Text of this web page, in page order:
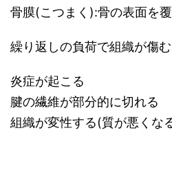
骨膜(こつまく):骨の表面を
繰り返しの負荷で組織が傷む
炎症が起こる
腱の繊維が部分的に切れる
組織が変性する(質が悪くな